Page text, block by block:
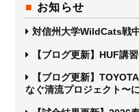
お知らせ
対信州大学WildCats戦
【ブログ更新】HUF講
【ブログ更新】
なぐ清流プロジェクト〜